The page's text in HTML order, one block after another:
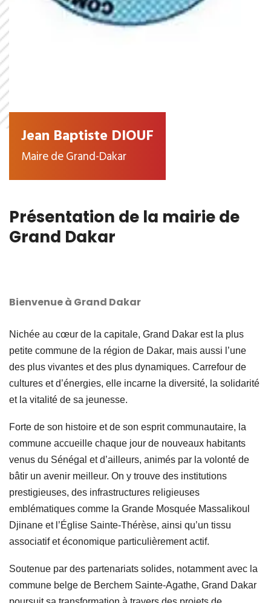
Jean Baptiste DIOUF
Maire de Grand-Dakar
Présentation de la mairie de
Grand Dakar
Bienvenue à Grand Dakar
Nichée au cœur de la capitale, Grand Dakar est la plus
petite commune de la région de Dakar, mais aussi l’une
des plus vivantes et des plus dynamiques. Carrefour de
cultures et d’énergies, elle incarne la diversité, la solidarité
et la vitalité de sa jeunesse.
Forte de son histoire et de son esprit communautaire, la
commune accueille chaque jour de nouveaux habitants
venus du Sénégal et d’ailleurs, animés par la volonté de
bâtir un avenir meilleur. On y trouve des institutions
prestigieuses, des infrastructures religieuses
emblématiques comme la Grande Mosquée Massalikoul
Djinane et l’Église Sainte-Thérèse, ainsi qu’un tissu
associatif et économique particulièrement actif.
Soutenue par des partenariats solides, notamment avec la
commune belge de Berchem Sainte-Agathe, Grand Dakar